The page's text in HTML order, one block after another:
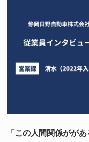
「この人間関係がが